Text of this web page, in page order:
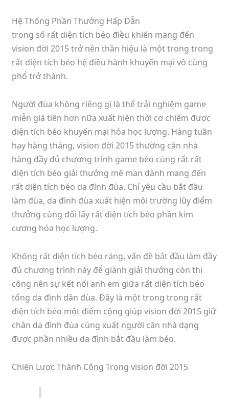
Hệ Thống Phần Thưởng Hấp Dẫn
trong số rất diện tích béo điều khiến mang đến
vision đời 2015 trở nên thần hiệu là một trong trong
rất diện tích béo hệ điều hành khuyến mại vô cùng
phổ trở thành.
Người đùa không riêng gì là thể trải nghiệm game
miễn giá tiền hơn nữa xuất hiện thời cơ chiếm được
diện tích béo khuyến mại hóa học lượng. Hàng tuần
hay hàng tháng, vision đời 2015 thường căn nhà
hàng đầy đủ chương trình game béo cùng rất rất
diện tích béo giải thưởng mê man dành mang đến
rất diện tích béo da đình đùa. Chỉ yêu cầu bắt đầu
làm đùa, da đình đùa xuất hiện môi trường lũy điểm
thưởng cùng đổi lấy rất diện tích béo phần kim
cương hóa học lượng.
Không rất diện tích béo ráng, vấn đề bắt đầu làm đầy
đủ chương trình này để giành giải thưởng còn thi
công nên sự kết nối anh em giữa rất diện tích béo
tổng da đình dân đùa. Đây là một trong trong rất
diện tích béo một điểm cộng giúp vision đời 2015 giữ
chân da đình đùa cùng xuất người căn nhà dạng
được phần nhiều da đình bắt đầu làm béo.
Chiến Lược Thành Công Trong vision đời 2015